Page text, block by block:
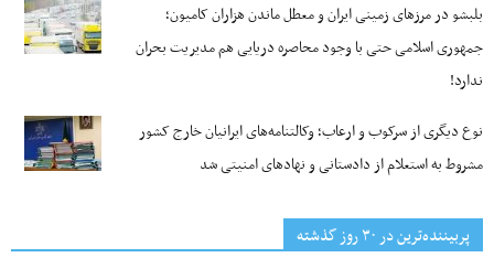
بلبشو در مرزهای زمینی ایران و معطل ماندن هزاران کامیون؛
جمهوری اسلامی حتی با وجود محاصره دریایی هم مدیریت بحران
ندارد!
نوع دیگری از سرکوب و ارعاب؛ وکالتنامه‌های ایرانیان خارج کشور
مشروط به استعلام از دادستانی و نهادهای امنیتی شد
پربیننده‌ترین‌ در ۳۰ روز گذشته